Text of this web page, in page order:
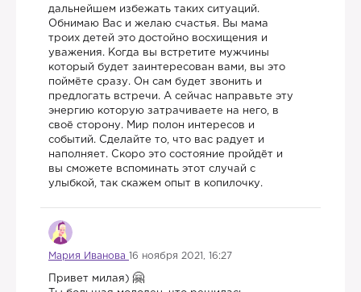
дальнейшем избежать таких ситуаций.
Обнимаю Вас и желаю счастья. Вы мама
троих детей это достойно восхищения и
уважения. Когда вы встретите мужчины
который будет заинтересован вами, вы это
поймёте сразу. Он сам будет звонить и
предлогать встречи. А сейчас направьте эту
энергию которую затрачиваете на него, в
своё сторону. Мир полон интересов и
событий. Сделайте то, что вас радует и
наполняет. Скоро это состояние пройдёт и
вы сможете вспоминать этот случай с
улыбкой, так скажем опыт в копилочку.
Мария Иванова 16 ноября 2021, 16:27
Привет милая)